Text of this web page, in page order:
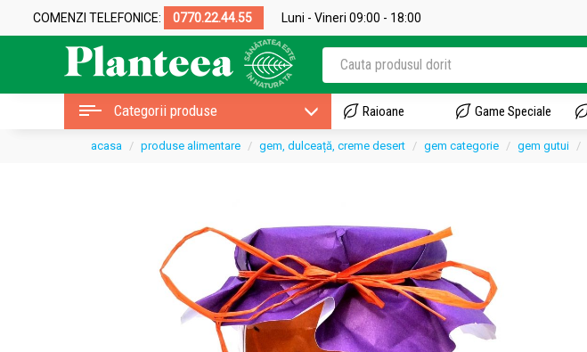
COMENZI TELEFONICE: 0770.22.44.55 Luni - Vineri 09:00 - 18:00
Categorii produse Raioane Game Speciale
acasa produse alimentare gem, dulceață, creme desert gem categorie gem gutui